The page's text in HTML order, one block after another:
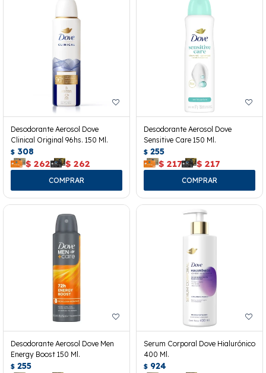
Desodorante Aerosol Dove
Clinical Original 96hs. 150 Ml.
$ 308
$ 262 $ 262
Desodorante Aerosol Dove
Sensitive Care 150 Ml.
$ 255
$ 217 $ 217
Desodorante Aerosol Dove Men
Energy Boost 150 Ml.
$ 255
Serum Corporal Dove Hialurónico
400 Ml.
$ 924